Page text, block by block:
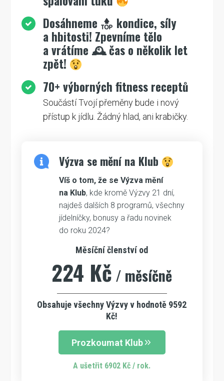
Dosáhneme
kondice, síly
a hbitosti! Zpevníme tělo
a vrátíme 🕰 čas o několik let
zpět!
70+ výborných fitness receptů
Součástí Tvojí přeměny bude i nový
přístup k jídlu. Žádný hlad, ani krabičky.
Výzva se mění na Klub
Víš o tom, že se Výzva mění
na Klub, kde kromě Výzvy 21 dní,
najdeš dalších 8 programů, všechny
jídelníčky, bonusy a řadu novinek
do roku 2024?
Měsíční členství od
224 Kč / měsíčně
Obsahuje všechny Výzvy v hodnotě 9592
Kč!
Prozkoumat Klub
A ušetřit 6902 Kč / rok.